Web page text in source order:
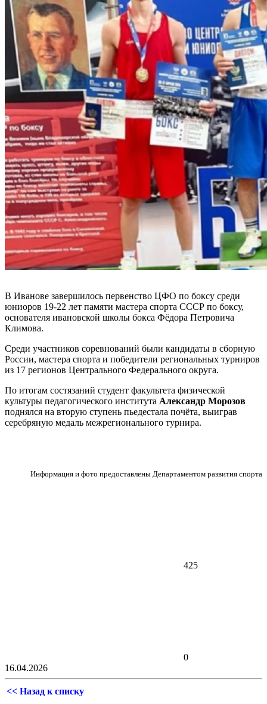
В Иванове завершилось первенство ЦФО по боксу среди
юниоров 19-22 лет памяти мастера спорта СССР по боксу,
основателя ивановской школы бокса Фёдора Петровича
Климова.
Среди участников соревнований были кандидаты в сборную
России, мастера спорта и победители региональных турниров
из 17 регионов Центрального Федерального округа.
По итогам состязаний студент факультета физической
культуры педагогического института Александр Морозов
поднялся на вторую ступень пьедестала почёта, выиграв
серебряную медаль межрегионального турнира.
Информация и фото предоставлены Департаментом развития спорта
425
0
16.04.2026
<< Назад к списку